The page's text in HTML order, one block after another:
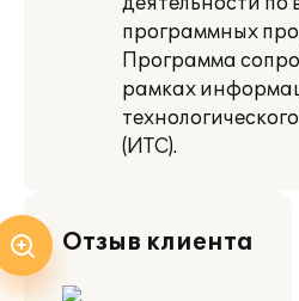
программных
Программа
рамках
(ИТС).
Отзыв клиента